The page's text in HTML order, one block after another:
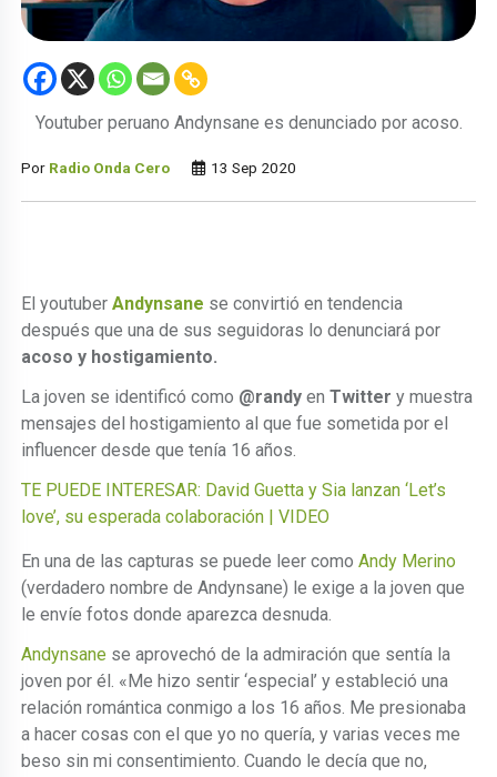
Youtuber peruano Andynsane es denunciado por acoso.
Por Radio Onda Cero 13 Sep 2020
El youtuberAndynsane se convirtió en tendencia
después que una de sus seguidoras lo denunciará por
acoso y hostigamiento.
La joven se identificó como @randy enTwitter y muestra
mensajes del hostigamiento al que fue sometida por el
influencer desde que tenía 16 años.
TE PUEDE INTERESAR: David Guetta y Sia lanzan ‘Let’s
love’, su esperada colaboración | VIDEO
En una de las capturas se puede leer comoAndy Merino
(verdadero nombre de Andynsane) le exige a la joven que
le envíe fotos donde aparezca desnuda.
Andynsane se aprovechó de la admiración que sentía la
joven por él. «Me hizo sentir ‘especial’ y estableció una
relación romántica conmigo a los 16 años. Me presionaba
a hacer cosas con el que yo no quería, y varias veces me
beso sin mi consentimiento. Cuando le decía que no,